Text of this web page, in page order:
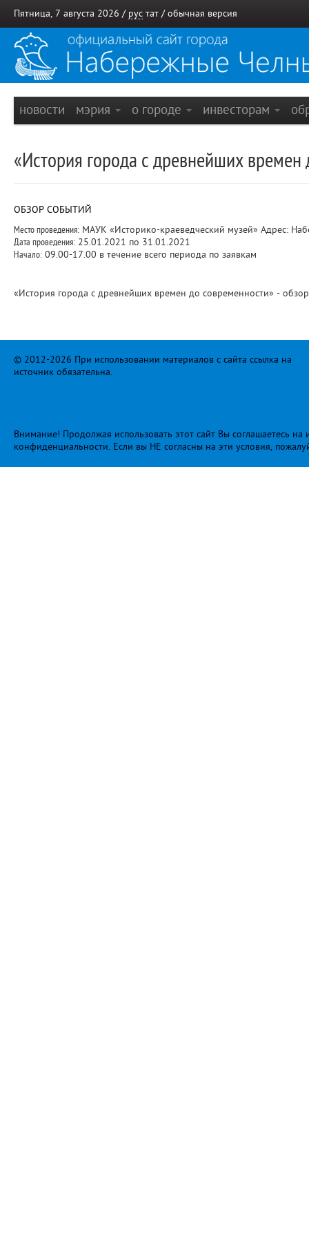
Пятница, 7 августа 2026 / рус тат / обычная версия
новости мэрия о городе инвесторам
«История города с древнейших времен
ОБЗОР СОБЫТИЙ
Место проведения: МАУК «Историко-краеведческий музей» Адрес:
Дата проведения: 25.01.2021 по 31.01.2021
Начало: 09.00-17.00 в течение всего периода по заявкам
«История города с древнейших времен до современности» -
© 2012-2026 При использовании материалов с сайта ссылка на
источник обязательна.
Внимание! Продолжая использовать этот сайт Вы соглашаетесь
конфиденциальности. Если вы НЕ согласны на эти условия,